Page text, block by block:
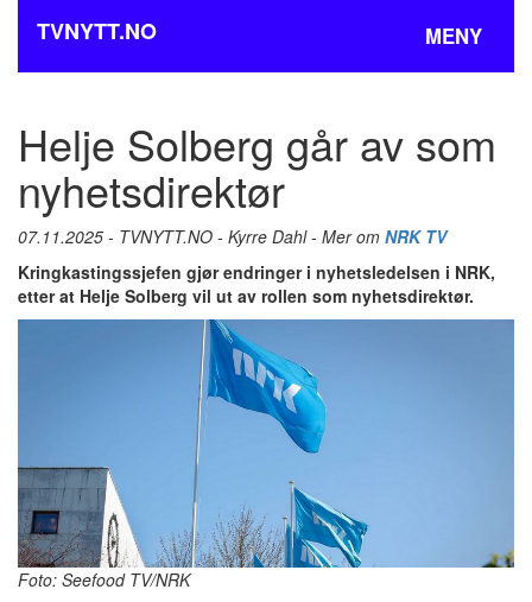
MENY
TVNYTT.NO
Helje Solberg går av som
nyhetsdirektør
07.11.2025 - TVNYTT.NO - Kyrre Dahl - Mer om NRK TV
Kringkastingssjefen gjør endringer i nyhetsledelsen i NRK,
etter at Helje Solberg vil ut av rollen som nyhetsdirektør.
Foto: Seefood TV/NRK